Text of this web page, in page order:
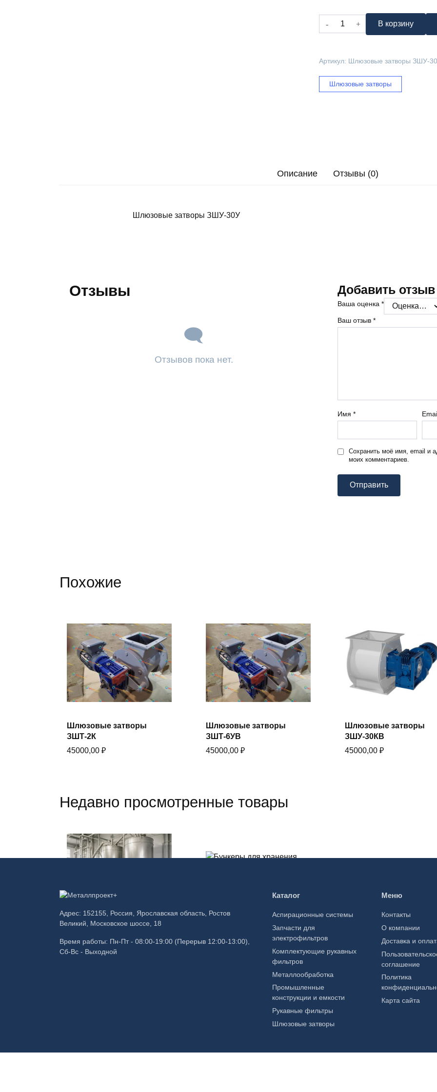
Количество
товара
ЗШУ-30У
В корзину
Артикул: Шлюзовые затворы ЗШУ-
Шлюзовые затворы
Описание Отзывы (0)
Шлюзовые затворы ЗШУ-30У
Отзывы
Отзывов пока нет.
Добавить отзыв
Ваша оценка *
Ваш отзыв *
Имя *
Сохранить моё имя, email и
моих комментариев.
Похожие
Купить в один клик
Шлюзовые затворы
ЗШТ-2К
45000,00 ₽
Купить в один клик
Шлюзовые затворы
ЗШТ-6УВ
45000,00 ₽
В корзину
Купить в один клик
Шлюзовые затворы
ЗШУ-30КВ
45000,00 ₽
Недавно просмотренные товары
Купить в один клик
муки
угля
Купить в один
Бункеры для зерна
Адрес: 152155, Россия, Ярославская область, Ростов
Великий, Московское шоссе, 18
Время работы: Пн-Пт - 08:00-19:00 (Перерыв 12:00-13:00),
Сб-Вс - Выходной
Каталог
Аспирационные системы
Запчасти для
электрофильтров
Комплектующие рукавных
фильтров
Металлообработка
Промышленные
конструкции и емкости
Рукавные фильтры
Шлюзовые затворы
Меню
Контакты
О компании
Доставка и
соглашение
Политика
Карта сайта